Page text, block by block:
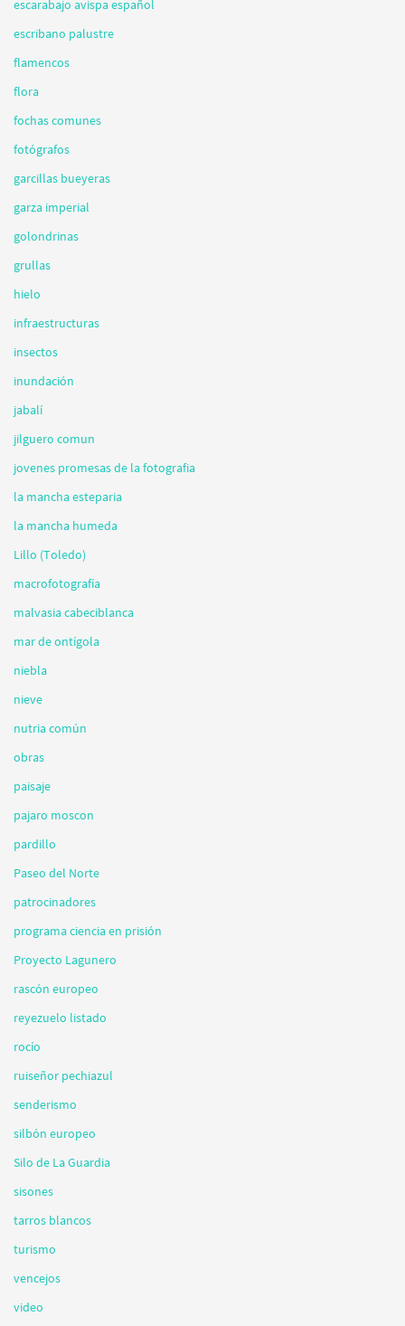
escarabajo avispa español
escribano palustre
flamencos
flora
fochas comunes
fotógrafos
garcillas bueyeras
garza imperial
golondrinas
grullas
hielo
infraestructuras
insectos
inundación
jabalí
jilguero comun
jovenes promesas de la fotografia
la mancha esteparia
la mancha humeda
Lillo (Toledo)
macrofotografía
malvasia cabeciblanca
mar de ontígola
niebla
nieve
nutria común
obras
paisaje
pajaro moscon
pardillo
Paseo del Norte
patrocinadores
programa ciencia en prisión
Proyecto Lagunero
rascón europeo
reyezuelo listado
rocío
ruiseñor pechiazul
senderismo
silbón europeo
Silo de La Guardia
sisones
tarros blancos
turismo
vencejos
video